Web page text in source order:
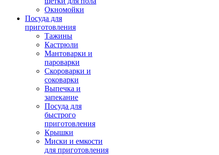
Окномойки
Посуда для
приготовления
Тажины
Кастрюли
Мантоварки и
пароварки
Скороварки и
соковарки
Выпечка и
запекание
Посуда для
быстрого
приготовления
Крышки
Миски и емкости
для приготовления